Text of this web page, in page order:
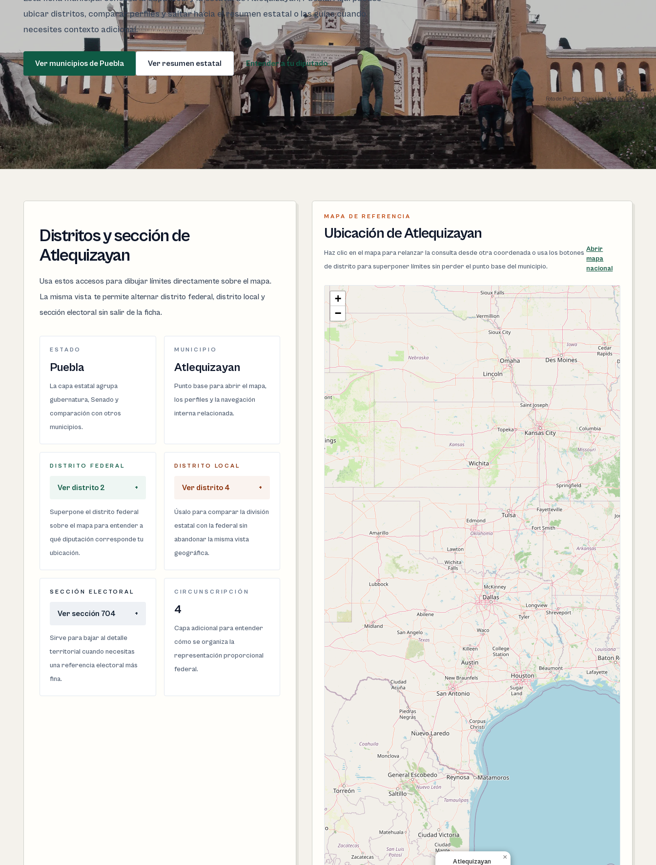
ubicar distritos, comparar perfiles y saltar hacia el resumen estatal o las guías cuando
necesites contexto adicional.
Ver municipios de Puebla Ver resumen estatal Entender a tu diputado
Foto de Puebla: Chris Luengas / Pexels
Distritos y sección de
Atlequizayan
Usa estos accesos para dibujar límites directamente sobre el mapa.
La misma vista te permite alternar distrito federal, distrito local y
sección electoral sin salir de la ficha.
ESTADO
Puebla
La capa estatal agrupa
gubernatura, Senado y
comparación con otros
municipios.
MUNICIPIO
Atlequizayan
Punto base para abrir el mapa,
los perfiles y la navegación
interna relacionada.
DISTRITO FEDERAL
Ver distrito 2 +
Superpone el distrito federal
sobre el mapa para entender a
qué diputación corresponde tu
ubicación.
DISTRITO LOCAL
Ver distrito 4 +
Úsalo para comparar la división
estatal con la federal sin
abandonar la misma vista
geográfica.
SECCIÓN ELECTORAL
Ver sección 704 +
Sirve para bajar al detalle
territorial cuando necesitas
una referencia electoral más
fina.
CIRCUNSCRIPCIÓN
4
Capa adicional para entender
cómo se organiza la
representación proporcional
federal.
MAPA DE REFERENCIA
Ubicación de Atlequizayan
Haz clic en el mapa para relanzar la consulta desde otra coordenada o usa los botones
de distrito para superponer límites sin perder el punto base del municipio.
Abrir
mapa
nacional
Atlequizayan
×
+
−